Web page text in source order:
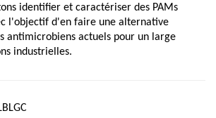
identifier et caractériser des PAMs
l'objectif d'en faire une alternative
antimicrobiens actuels pour un large
industrielles.